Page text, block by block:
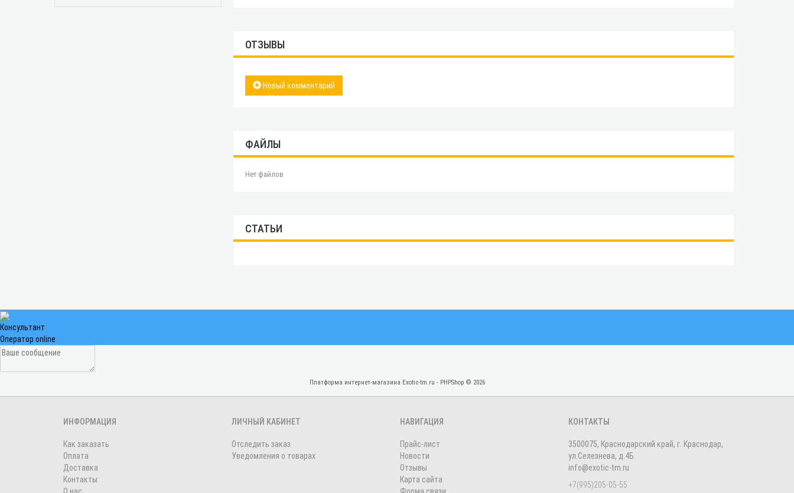
ОТЗЫВЫ
Новый комментарий
ФАЙЛЫ
Нет файлов
СТАТЬИ
Консультант
Оператор online
ИНФОРМАЦИЯ
Как заказать
Оплата
Доставка
Контакты
ЛИЧНЫЙ КАБИНЕТ
Отследить заказ
Уведомления о товарах
НАВИГАЦИЯ
Прайс-лист
Новости
Отзывы
Карта сайта
КОНТАКТЫ
3500075, Краснодарский край, г. Краснодар,
ул.Селезнева, д.4Б.
info@exotic-tm.ru
+7(995)205-05-55
Платформа интернет-магазина Exotic-tm.ru - PHPShop © 2026